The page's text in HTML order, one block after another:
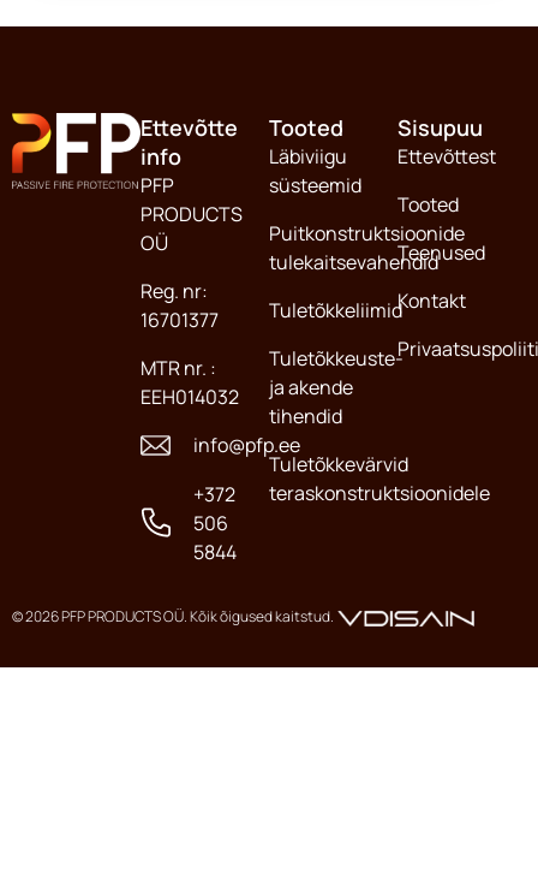
Ettevõtte
info
PFP
PRODUCTS
OÜ
Reg. nr:
16701377
MTR nr. :
EEH014032
info@pfp.ee
+372
506
5844
Tooted
Läbiviigu
süsteemid
Puitkonstruktsioonide
tulekaitsevahendid
Tuletõkkeliimid
Tuletõkkeuste-
ja akende
tihendid
Tuletõkkevärvid
teraskonstruktsioonidele
Sisupuu
Ettevõttest
Tooted
Teenused
Kontakt
© 2026 PFP PRODUCTS OÜ. Kõik õigused kaitstud.